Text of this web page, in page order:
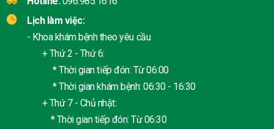
Lịch làm việc:
- Khoa khám bệnh theo yêu cầu
+ Thứ 2 - Thứ 6:
* Thời gian tiếp đón: Từ 06:00
* Thời gian khám bệnh: 06:30 - 16:30
+ Thứ 7 - Chủ nhật:
* Thời gian tiếp đón: Từ 06:30